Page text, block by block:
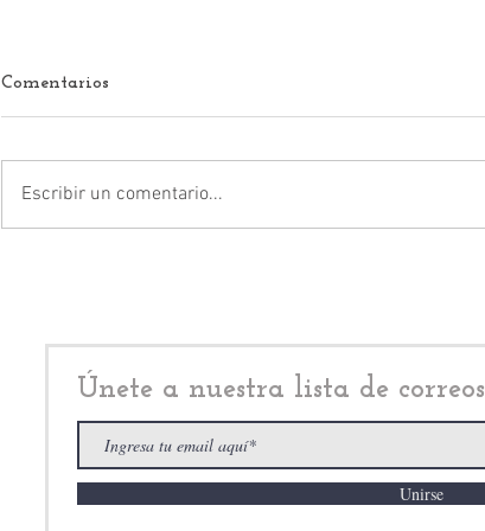
siguiente periodo de gobierno
Comentarios
Escribir un comentario...
Únete a nuestra lista de correos
Unirse